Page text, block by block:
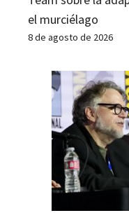
el murciélago
8 de agosto de 2026